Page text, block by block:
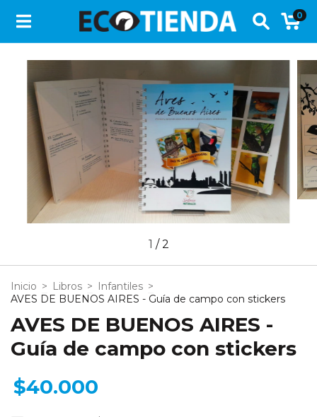
0
1 /2
Inicio > Libros > Infantiles >
AVES DE BUENOS AIRES - Guía de campo con stickers
AVES DE BUENOS AIRES -
Guía de campo con stickers
$40.000